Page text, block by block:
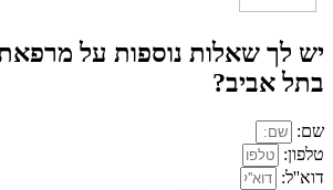
יש לך שאלות נוספות על מרפאת
בתל אביב?
שם:
טלפון:
דוא''ל: